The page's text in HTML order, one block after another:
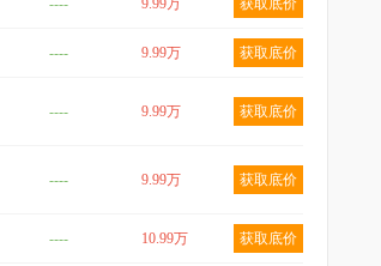
---- 9.99万 获取底价
---- 9.99万 获取底价
---- 9.99万 获取底价
---- 9.99万 获取底价
---- 10.99万 获取底价